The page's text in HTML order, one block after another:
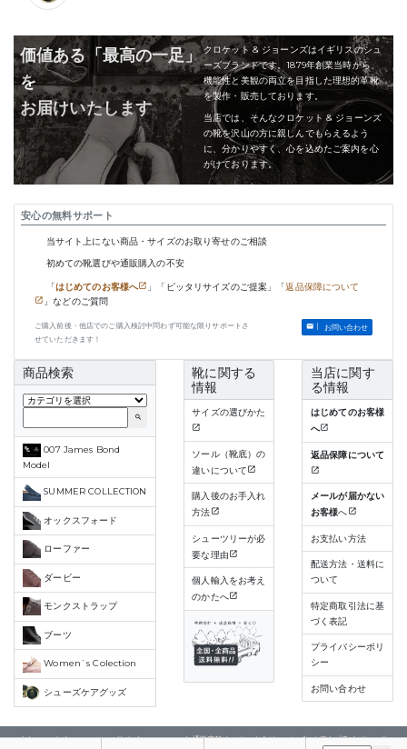
価値ある「最高の一足」
を
お届けいたします
クロケット & ジョーンズはイギリスのシュ
ーズブランドです。1879年創業当時から、
機能性と美観の両立を目指した理想的革靴
を製作・販売しております。
当店では、そんなクロケット & ジョーンズ
の靴を沢山の方に親しんでもらえるよう
に、分かりやすく、心を込めたご案内を心
がけております。
安心の無料サポート
当サイト上にない商品・サイズのお取り寄せのご相談
初めての靴選びや通販購入の不安
「はじめてのお客様へ 」「ピッタリサイズのご提案」「返品保障について
」などのご質問
ご購入前後・他店でのご購入検討中問わず可能な限りサポートさ
せていただきます！
お問い合わせ
商品検索
search
007 James Bond
Model
SUMMER COLLECTION
オックスフォード
ローファー
ダービー
モンクストラップ
ブーツ
Women`s Colection
シューズケアグッズ
靴に関する
情報
サイズの選びかた
ソール（靴底）の
違いについて
購入後のお手入れ
方法
シューツリーが必
要な理由
個人輸入をお考え
のかたへ
当店に関す
る情報
はじめてのお客様
へ
返品保障について
メールが届かない
お客様へ
お支払い方法
配送方法・送料に
ついて
特定商取引法に基
づく表記
プライバシーポリ
シー
お問い合わせ
(C) Copyright 2015-2023 All rights reserved. 通販店舗 クロケット＆ジョーンズストア |プライバシーポ